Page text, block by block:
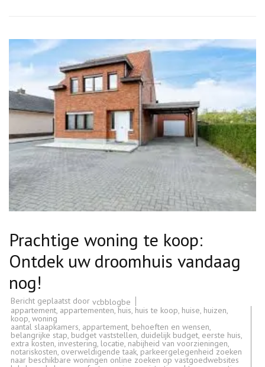
Prachtige woning te koop:
Ontdek uw droomhuis vandaag
nog!
Bericht geplaatst door vcbblogbe
appartement, appartementen,huis, huis te koop, huise, huizen,
koop, woning
aantal slaapkamers, appartement, behoeften en wensen,
belangrijke stap, budget vaststellen, duidelijk budget, eerste huis,
extra kosten, investering, locatie, nabijheid van voorzieningen,
notariskosten, overweldigende taak, parkeergelegenheid zoeken
naar beschikbare woningen online zoeken op vastgoedwebsites